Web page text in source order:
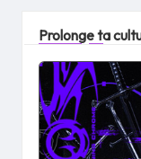
Prolonge ta